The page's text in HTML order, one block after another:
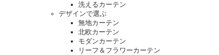
洗えるカーテン
デザインで選ぶ
無地カーテン
北欧カーテン
モダンカーテン
リーフ＆フラワーカーテン